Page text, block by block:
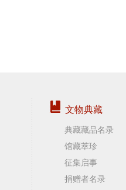
文物典藏
典藏藏品名录
馆藏萃珍
征集启事
捐赠者名录